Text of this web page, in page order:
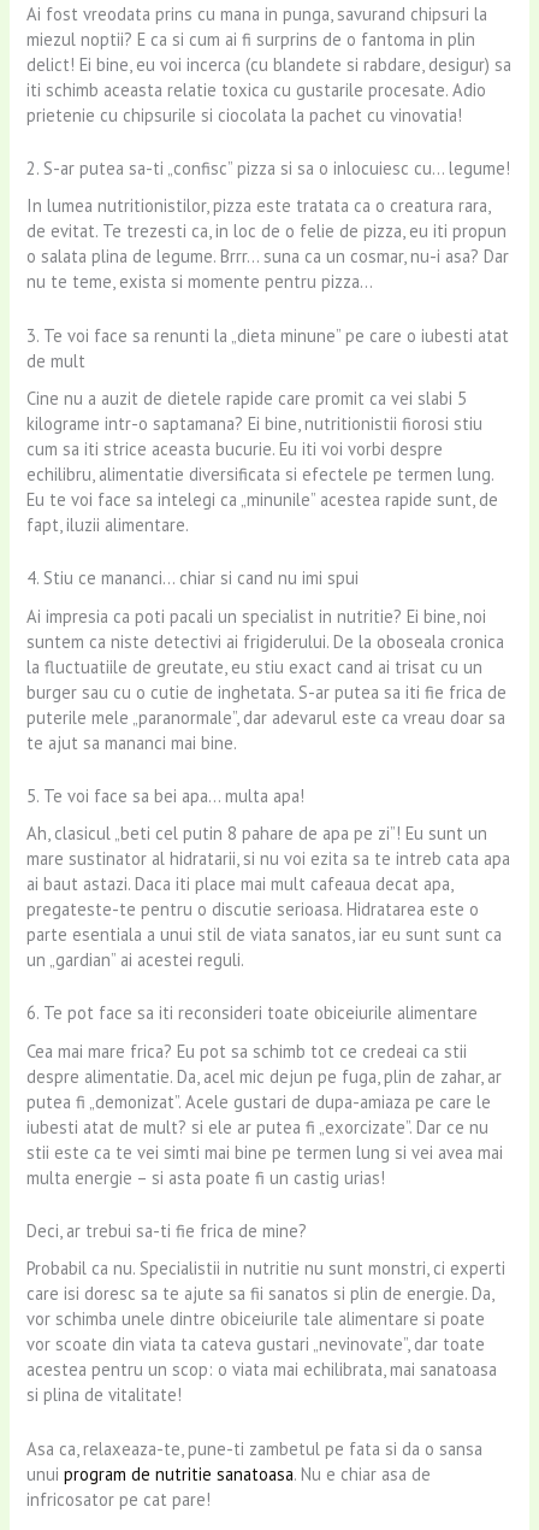
Ai fost vreodata prins cu mana in punga, savurand chipsuri la
miezul noptii? E ca si cum ai fi surprins de o fantoma in plin
delict! Ei bine, eu voi incerca (cu blandete si rabdare, desigur) sa
iti schimb aceasta relatie toxica cu gustarile procesate. Adio
prietenie cu chipsurile si ciocolata la pachet cu vinovatia!
2. S-ar putea sa-ti „confisc” pizza si sa o inlocuiesc cu… legume!
In lumea nutritionistilor, pizza este tratata ca o creatura rara,
de evitat. Te trezesti ca, in loc de o felie de pizza, eu iti propun
o salata plina de legume. Brrr… suna ca un cosmar, nu-i asa? Dar
nu te teme, exista si momente pentru pizza…
3. Te voi face sa renunti la „dieta minune” pe care o iubesti atat
de mult
Cine nu a auzit de dietele rapide care promit ca vei slabi 5
kilograme intr-o saptamana? Ei bine, nutritionistii fiorosi stiu
cum sa iti strice aceasta bucurie. Eu iti voi vorbi despre
echilibru, alimentatie diversificata si efectele pe termen lung.
Eu te voi face sa intelegi ca „minunile” acestea rapide sunt, de
fapt, iluzii alimentare.
4. Stiu ce mananci… chiar si cand nu imi spui
Ai impresia ca poti pacali un specialist in nutritie? Ei bine, noi
suntem ca niste detectivi ai frigiderului. De la oboseala cronica
la fluctuatiile de greutate, eu stiu exact cand ai trisat cu un
burger sau cu o cutie de inghetata. S-ar putea sa iti fie frica de
puterile mele „paranormale”, dar adevarul este ca vreau doar sa
te ajut sa mananci mai bine.
5. Te voi face sa bei apa… multa apa!
Ah, clasicul „beti cel putin 8 pahare de apa pe zi”! Eu sunt un
mare sustinator al hidratarii, si nu voi ezita sa te intreb cata apa
ai baut astazi. Daca iti place mai mult cafeaua decat apa,
pregateste-te pentru o discutie serioasa. Hidratarea este o
parte esentiala a unui stil de viata sanatos, iar eu sunt sunt ca
un „gardian” ai acestei reguli.
6. Te pot face sa iti reconsideri toate obiceiurile alimentare
Cea mai mare frica? Eu pot sa schimb tot ce credeai ca stii
despre alimentatie. Da, acel mic dejun pe fuga, plin de zahar, ar
putea fi „demonizat”. Acele gustari de dupa-amiaza pe care le
iubesti atat de mult? si ele ar putea fi „exorcizate”. Dar ce nu
stii este ca te vei simti mai bine pe termen lung si vei avea mai
multa energie – si asta poate fi un castig urias!
Deci, ar trebui sa-ti fie frica de mine?
Probabil ca nu. Specialistii in nutritie nu sunt monstri, ci experti
care isi doresc sa te ajute sa fii sanatos si plin de energie. Da,
vor schimba unele dintre obiceiurile tale alimentare si poate
vor scoate din viata ta cateva gustari „nevinovate”, dar toate
acestea pentru un scop: o viata mai echilibrata, mai sanatoasa
si plina de vitalitate!
Asa ca, relaxeaza-te, pune-ti zambetul pe fata si da o sansa
unuiprogram de nutritie sanatoasa. Nu e chiar asa de
infricosator pe cat pare!